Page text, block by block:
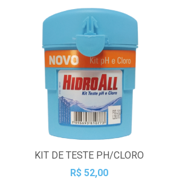
KIT DE TESTE PH/CLORO
R$ 52,00